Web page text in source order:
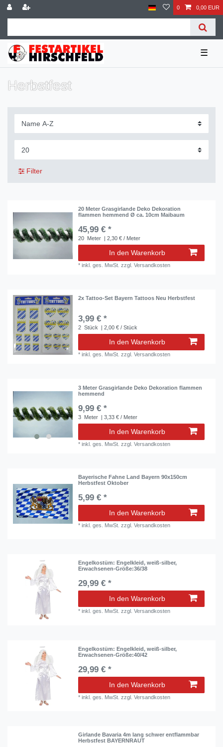
0 0,00 EUR
☰
Herbstfest
Filter
20 Meter Grasgirlande Deko Dekoration
flammen hemmend Ø ca. 10cm Maibaum
45,99 € *
20 Meter | 2,30 € / Meter
In den Warenkorb
*inkl. ges. MwSt. zzgl.Versandkosten
2x Tattoo-Set Bayern Tattoos Neu Herbstfest
3,99 € *
2 Stück | 2,00 € / Stück
In den Warenkorb
*inkl. ges. MwSt. zzgl.Versandkosten
3 Meter Grasgirlande Deko Dekoration flammen
hemmend
9,99 € *
3 Meter | 3,33 € / Meter
In den Warenkorb
*inkl. ges. MwSt. zzgl.Versandkosten
Bayerische Fahne Land Bayern 90x150cm
Herbstfest Oktober
5,99 € *
In den Warenkorb
*inkl. ges. MwSt. zzgl.Versandkosten
Engelkostüm: Engelkleid, weiß-silber,
Erwachsenen-Größe:36/38
29,99 € *
In den Warenkorb
*inkl. ges. MwSt. zzgl.Versandkosten
Engelkostüm: Engelkleid, weiß-silber,
Erwachsenen-Größe:40/42
29,99 € *
In den Warenkorb
*inkl. ges. MwSt. zzgl.Versandkosten
Girlande Bavaria 4m lang schwer entflammbar
Herbstfest BAYERNRAUT